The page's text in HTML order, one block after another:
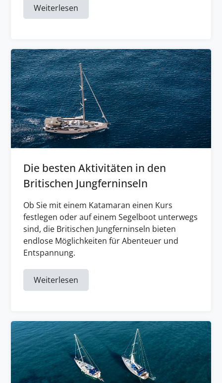
Weiterlesen
Die besten Aktivitäten in den
Britischen Jungferninseln
Ob Sie mit einem Katamaran einen Kurs
festlegen oder auf einem Segelboot unterwegs
sind, die Britischen Jungferninseln bieten
endlose Möglichkeiten für Abenteuer und
Entspannung.
Weiterlesen